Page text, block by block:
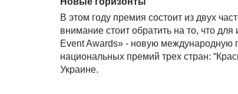
В этом году премия состоит из двух
внимание стоит обратить на то, что
Event Awards» - новую международную
национальных премий трех стран:
Украине.